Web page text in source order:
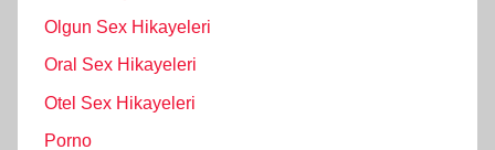
Olgun Sex Hikayeleri
Oral Sex Hikayeleri
Otel Sex Hikayeleri
Porno